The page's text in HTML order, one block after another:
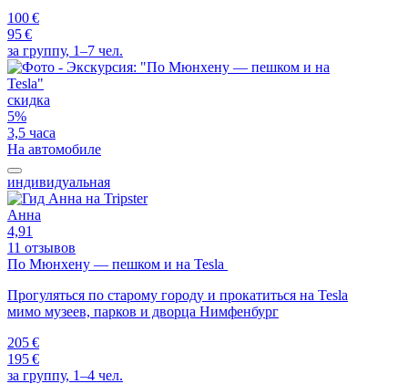
100 €
95 €
за группу, 1–7 чел.
скидка
5%
3,5 часа
На автомобиле
индивидуальная
Анна
4,91
11 отзывов
По Мюнхену — пешком и на Tesla
Прогуляться по старому городу и прокатиться на Tesla
мимо музеев, парков и дворца Нимфенбург
205 €
195 €
за группу, 1–4 чел.